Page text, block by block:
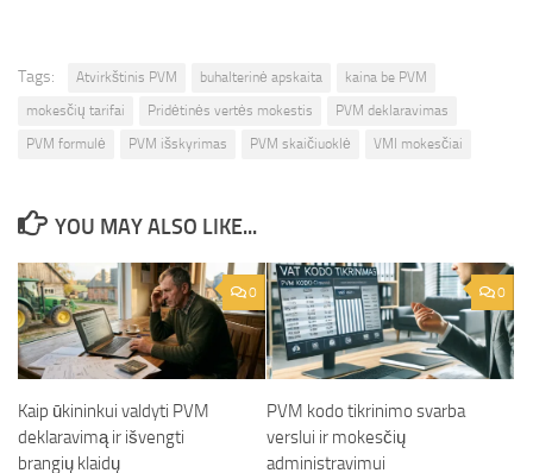
Tags: Atvirkštinis PVM buhalterinė apskaita
kaina be PVM
mokesčių tarifai
Pridėtinės vertės mokestis
PVM deklaravimas
PVM formulė
PVM išskyrimas PVM skaičiuoklė VMI mokesčiai
YOU MAY ALSO LIKE...
0
Kaip ūkininkui valdyti PVM
deklaravimą ir išvengti
brangių klaidų
0
PVM kodo tikrinimo svarba
verslui ir mokesčių
administravimui